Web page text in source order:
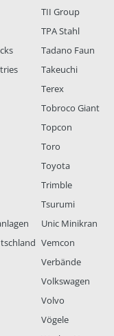
TII Group
TPA Stahl
Tadano Faun
Takeuchi
Terex
Tobroco Giant
Topcon
Toro
Toyota
Trimble
Tsurumi
Unic Minikran
Vemcon
Verbände
Volkswagen
Volvo
Vögele